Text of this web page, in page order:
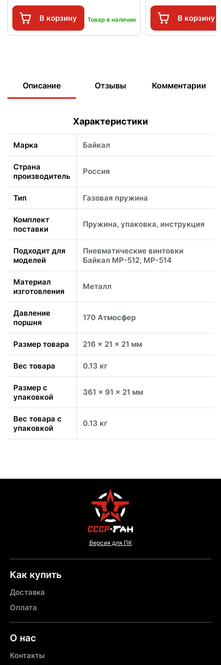
В корзину Товар в наличии В корзину
Описание Отзывы Комментарии
Характеристики
Марка Байкал
Страна
производитель
Россия
Тип Газовая пружина
Комплект
поставки
Пружина, упаковка, инструкция
Подходит для
моделей
Пневматические винтовки
Байкал МР-512, МР-514
Материал
изготовления
Металл
Давление
поршня
170 Атмосфер
Размер товара 216 x 21 x 21 мм
Вес товара 0.13 кг
Размер с
упаковкой
361 x 91 x 21 мм
Вес товара с
упаковкой
0.13 кг
Версия для ПК
Как купить
Доставка
Оплата
О нас
Контакты